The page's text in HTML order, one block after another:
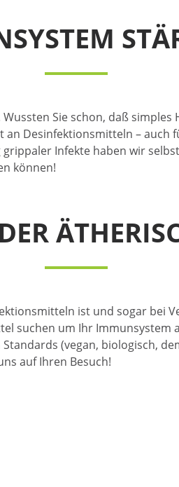
Sie schon, daß
Desinfektionsmitteln –
Infekte haben wir
können!
ist und sogar bei
suchen um Ihr
(vegan, biologisch,
auf Ihren Besuch!